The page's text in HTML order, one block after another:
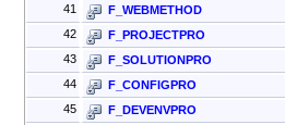
41
F_WEBMETHOD
42
F_PROJECTPRO
43
F_SOLUTIONPRO
44
F_CONFIGPRO
45
F_DEVENVPRO